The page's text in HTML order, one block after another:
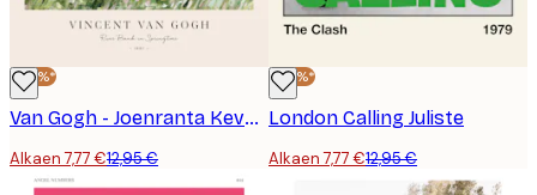
-40%*
Van Gogh - Joenranta Keväällä Juliste
Alkaen 7,77 €12,95 €
-40%*
London Calling Juliste
Alkaen 7,77 €12,95 €